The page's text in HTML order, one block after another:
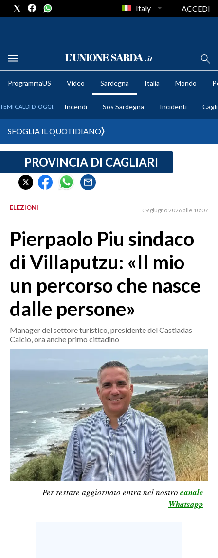
METEO
CRONACA SARDEGNA
CAGLIARI
SULCIS IGLESIENTE
ORISTANO E PROVINCIA
SASSARI E PROVINCIA
GALLURA
OGLIASTRA
AGENDA
CRONACA
ITALIA
ECONOMIA
SERVIZI ALLE IMPRESE
LAVORO
BANDI
Italy ACCEDI
ProgrammaUS Video Sardegna Italia Mondo
TEMI CALDI DI OGGI: Incendi Sos Sardegna Incidenti
SFOGLIA IL QUOTIDIANO
PROVINCIA DI CAGLIARI
ELEZIONI 09 giugno 2026 alle 10:07
Pierpaolo Piu sindaco
di Villaputzu: «Il mio
un percorso che nasce
dalle persone»
Manager del settore turistico, presidente del Castiadas
Calcio, ora anche primo cittadino
Per restare aggiornato entra nel nostro canale
Whatsapp